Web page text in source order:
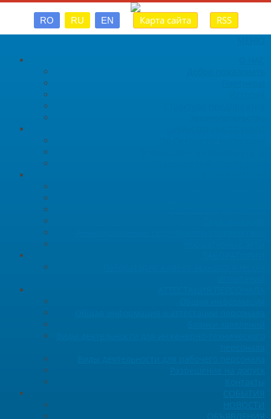
RO RU EN Карта сайта RSS